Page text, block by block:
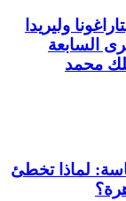
وليريدا
السابعة
محمد
لماذا تخطئ